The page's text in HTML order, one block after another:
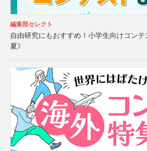
編集部セレクト
自由研究にもおすすめ！小学生向けコン
夏》